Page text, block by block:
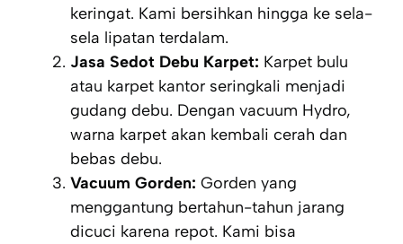
keringat. Kami bersihkan hingga ke sela-
sela lipatan terdalam.
Jasa Sedot Debu Karpet: Karpet bulu
atau karpet kantor seringkali menjadi
gudang debu. Dengan vacuum Hydro,
warna karpet akan kembali cerah dan
bebas debu.
Vacuum Gorden: Gorden yang
menggantung bertahun-tahun jarang
dicuci karena repot. Kami bisa